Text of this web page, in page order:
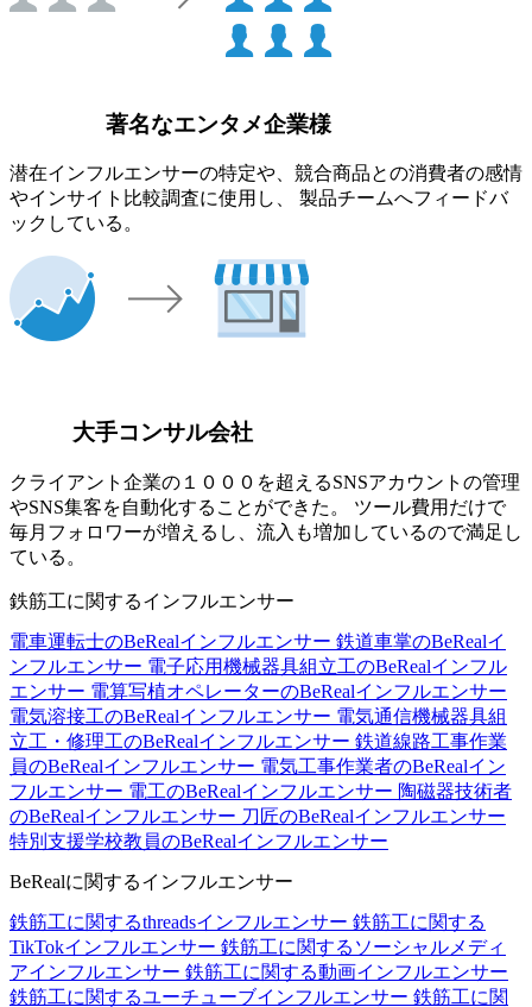
著名なエンタメ企業様
潜在インフルエンサーの特定や、競合商品との消費者の感情
やインサイト比較調査に使用し、 製品チームへフィードバ
ックしている。
大手コンサル会社
クライアント企業の１０００を超えるSNSアカウントの管理
やSNS集客を自動化することができた。 ツール費用だけで
毎月フォロワーが増えるし、流入も増加しているので満足し
ている。
鉄筋工に関するインフルエンサー
電車運転士のBeRealインフルエンサー 鉄道車掌のBeRealイ
ンフルエンサー 電子応用機械器具組立工のBeRealインフル
エンサー 電算写植オペレーターのBeRealインフルエンサー
電気溶接工のBeRealインフルエンサー 電気通信機械器具組
立工・修理工のBeRealインフルエンサー 鉄道線路工事作業
員のBeRealインフルエンサー 電気工事作業者のBeRealイン
フルエンサー 電工のBeRealインフルエンサー 陶磁器技術者
のBeRealインフルエンサー 刀匠のBeRealインフルエンサー
特別支援学校教員のBeRealインフルエンサー
BeRealに関するインフルエンサー
鉄筋工に関するthreadsインフルエンサー 鉄筋工に関する
TikTokインフルエンサー 鉄筋工に関するソーシャルメディ
アインフルエンサー 鉄筋工に関する動画インフルエンサー
鉄筋工に関するユーチューブインフルエンサー 鉄筋工に関